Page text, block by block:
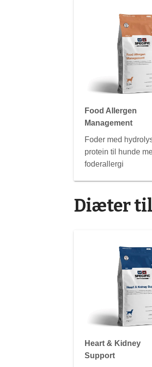
Food Allergen
Management
Foder med
protein til hunde
foderallergi
Diæter
Heart & Kidney
Support